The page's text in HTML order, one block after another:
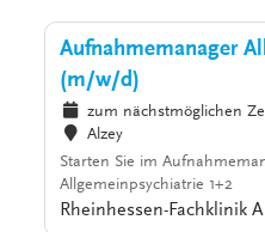
Aufnahmemanager
(m/w/d)
zum nächstmöglichen
Alzey
Starten Sie im
Allgemeinpsychiatrie 1+2
Rheinhessen-Fachklinik